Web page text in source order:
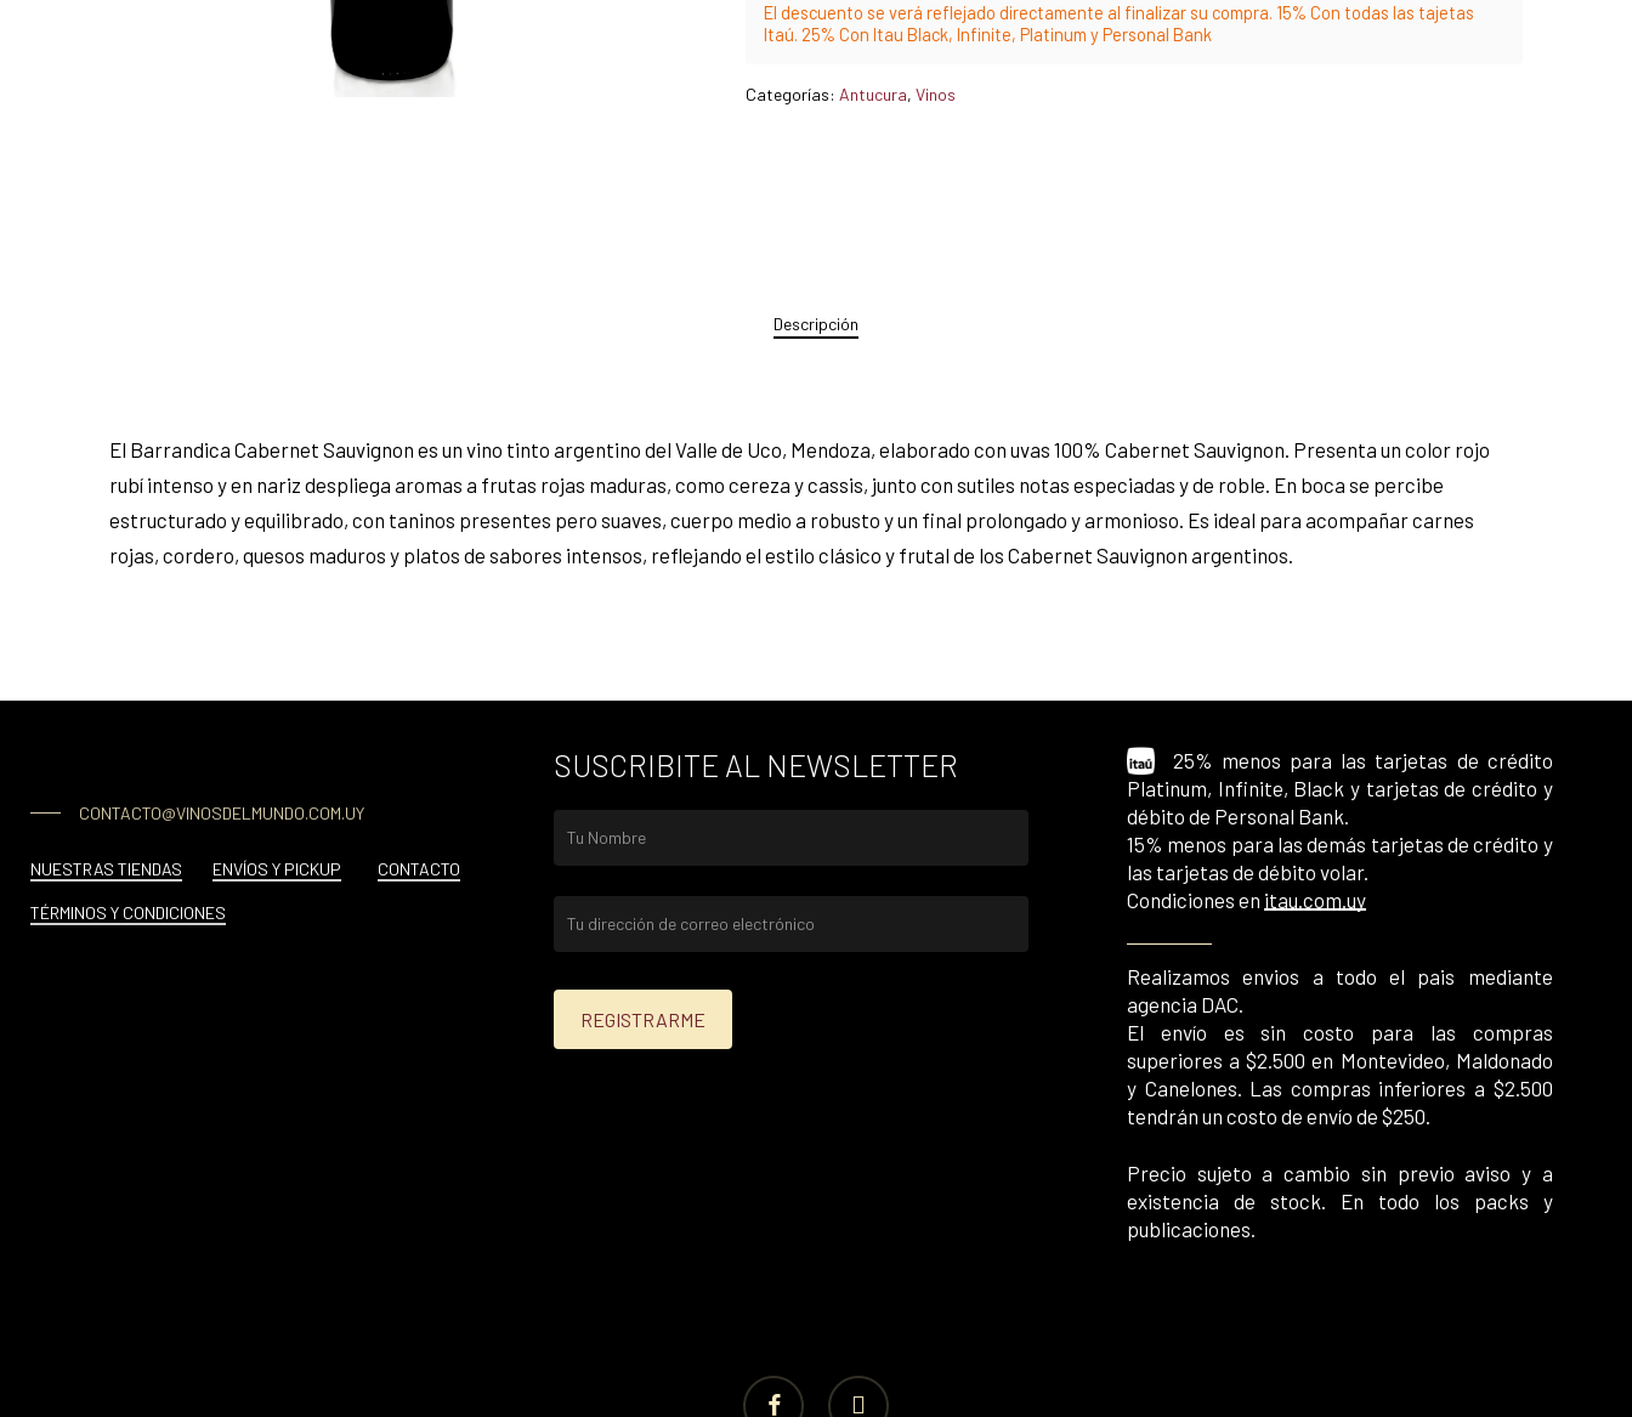
El descuento se verá reflejado directamente al finalizar su compra. 15% Con todas las tajetas
Itaú. 25% Con Itau Black, Infinite, Platinum y Personal Bank
Categorías: Antucura, Vinos
Descripción
El Barrandica Cabernet Sauvignon es un vino tinto argentino del Valle de Uco, Mendoza, elaborado con uvas 100% Cabernet Sauvignon. Presenta un color rojo
rubí intenso y en nariz despliega aromas a frutas rojas maduras, como cereza y cassis, junto con sutiles notas especiadas y de roble. En boca se percibe
estructurado y equilibrado, con taninos presentes pero suaves, cuerpo medio a robusto y un final prolongado y armonioso. Es ideal para acompañar carnes
rojas, cordero, quesos maduros y platos de sabores intensos, reflejando el estilo clásico y frutal de los Cabernet Sauvignon argentinos.
CONTACTO@VINOSDELMUNDO.COM.UY
NUESTRAS TIENDAS ENVÍOS Y PICKUP CONTACTO
TÉRMINOS Y CONDICIONES
SUSCRIBITE AL NEWSLETTER
25% menos para las tarjetas de crédito
Platinum, Infinite, Black y tarjetas de crédito y
débito de Personal Bank.
15% menos para las demás tarjetas de crédito y
las tarjetas de débito volar.
Condiciones en itau.com.uy
Realizamos envios a todo el pais mediante
agencia DAC.
El envío es sin costo para las compras
superiores a $2.500 en Montevideo, Maldonado
y Canelones. Las compras inferiores a $2.500
tendrán un costo de envío de $250.
Precio sujeto a cambio sin previo aviso y a
existencia de stock. En todo los packs y
publicaciones.
facebook instagram